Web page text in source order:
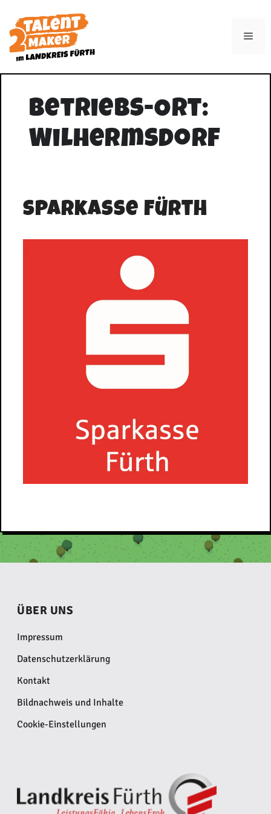
Inhalt
springen
Betriebs-Ort:
Wilhermsdorf
Sparkasse Fürth
ÜBER UNS
Impressum
Datenschutzerklärung
Kontakt
Bildnachweis und Inhalte
Cookie-Einstellungen